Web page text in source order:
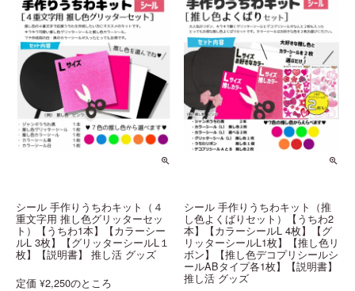
シール 手作りうちわキット（４
重文字用 推し色グリッターセッ
ト）【うちわ1本】【カラーシー
ルL 3枚】【グリッターシールL１
枚】【説明書】 推し活 グッズ
定価 ¥2,250のところ
シール 手作りうちわキット（推
し色よくばりセット）【うちわ2
本】【カラーシールL 4枚】【グ
リッターシールL1枚】【推し色リ
ボン】【推し色デコプリシールシ
ールABタイプ各1枚】【説明書】
推し活 グッズ